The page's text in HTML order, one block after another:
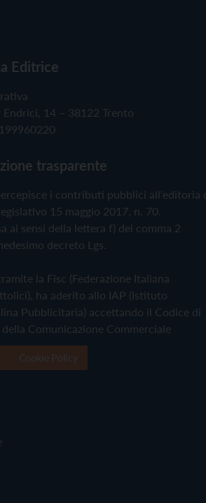
Editrice
14 – 38122 Trento
trasparente
i contributi pubblici all'editoria
15 maggio 2017, n. 70.
ai sensi della lettera f) del comma 2
decreto Lgs.
la Fisc (Federazione Italiana
ha aderito allo IAP (Istituto
Pubblicitaria) accettando il Codice di
Comunicazione Commerciale